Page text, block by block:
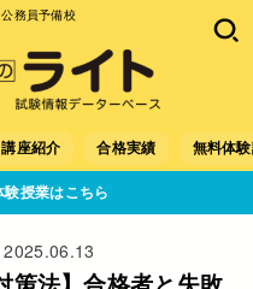
務員予備校
講座紹介 合格実績 無料体
授業はこちら
2025.06.13